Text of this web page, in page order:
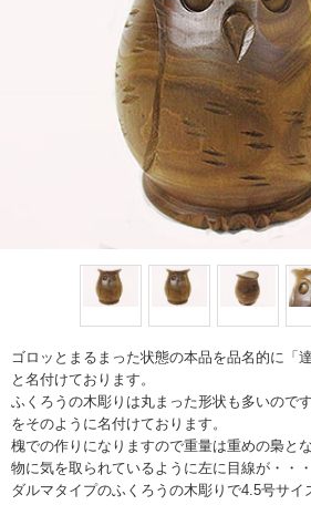
ゴロッとまるまった状態の本品を品名的に「
と名付けております。
ふくろうの木彫りは丸まった形状も多いので
をそのように名付けております。
槐での作りになりますので重量は重めの梟と
物に気を取られているように左に目線が・・・
ダルマタイプのふくろうの木彫りで4.5号サイ